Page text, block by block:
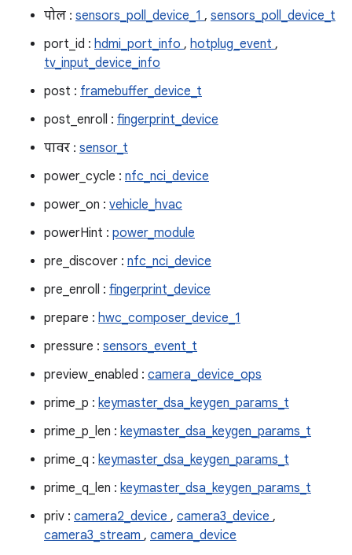
पोल : sensors_poll_device_1 , sensors_poll_device_t
port_id : hdmi_port_info , hotplug_event ,
tv_input_device_info
post : framebuffer_device_t
post_enroll : fingerprint_device
पावर : sensor_t
power_cycle : nfc_nci_device
power_on : vehicle_hvac
powerHint : power_module
pre_discover : nfc_nci_device
pre_enroll : fingerprint_device
prepare : hwc_composer_device_1
pressure : sensors_event_t
preview_enabled : camera_device_ops
prime_p : keymaster_dsa_keygen_params_t
prime_p_len : keymaster_dsa_keygen_params_t
prime_q : keymaster_dsa_keygen_params_t
prime_q_len : keymaster_dsa_keygen_params_t
priv : camera2_device , camera3_device ,
camera3_stream , camera_device